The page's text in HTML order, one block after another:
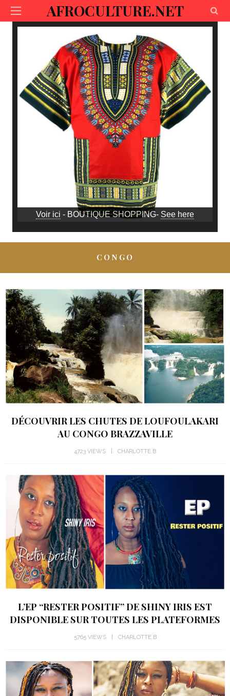
AFROCULTURE.NET
Voir ici - BOUTIQUE SHOPPING- See here
CONGO
DÉCOUVRIR LES CHUTES DE LOUFOULAKARI
AU CONGO BRAZZAVILLE
4723 VIEWS CHARLOTTE B
L’EP “RESTER POSITIF” DE SHINY IRIS EST
DISPONIBLE SUR TOUTES LES PLATEFORMES
5765 VIEWS CHARLOTTE B